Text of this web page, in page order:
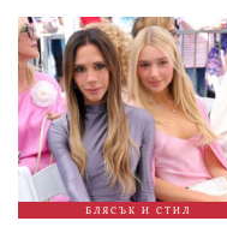
БЛЯСЪК И СТИЛ